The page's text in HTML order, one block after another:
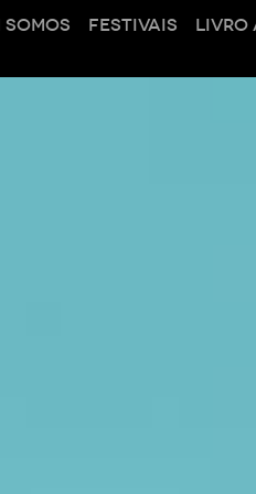
SOMOS FESTIVAIS LIVRO